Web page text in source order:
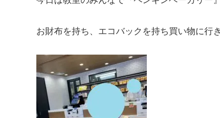
お財布を持ち、エコバックを持ち買い物に行